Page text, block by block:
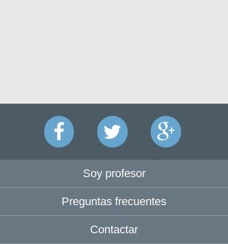
Soy profesor
Preguntas frecuentes
Contactar